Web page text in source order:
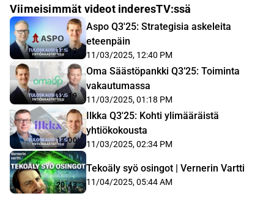
Viimeisimmät videot inderesTV:ssä
13:12
Aspo Q3'25: Strategisia askeleita
eteenpäin
11/03/2025, 12:40 PM
12:19
Oma Säästöpankki Q3’25: Toiminta
vakautumassa
11/03/2025, 01:18 PM
13:00
Ilkka Q3'25: Kohti ylimääräistä
yhtiökokousta
11/03/2025, 02:34 PM
20:43
Tekoäly syö osingot | Vernerin Vartti
11/04/2025, 05:44 AM